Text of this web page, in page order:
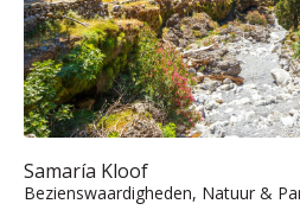
Samaría Kloof
Bezienswaardigheden, Natuur &